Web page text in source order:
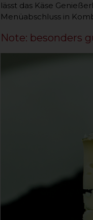
lässt das Käse
Menüabschluss in
Note: besonders